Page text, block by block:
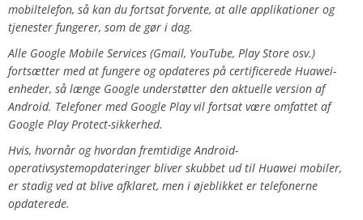
mobiltelefon, så kan du fortsat forvente, at alle applikationer og
tjenester fungerer, som de gør i dag.
Alle Google Mobile Services (Gmail, YouTube, Play Store osv.)
fortsætter med at fungere og opdateres på certificerede Huawei-
enheder, så længe Google understøtter den aktuelle version af
Android. Telefoner med Google Play vil fortsat være omfattet af
Google Play Protect-sikkerhed.
Hvis, hvornår og hvordan fremtidige Android-
operativsystemopdateringer bliver skubbet ud til Huawei mobiler,
er stadig ved at blive afklaret, men i øjeblikket er telefonerne
opdaterede.